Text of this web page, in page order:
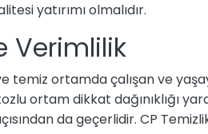
yatırımı olmalıdır.
Verimlilik
temiz ortamda çalışan ve
ortam dikkat dağınıklığı
da geçerlidir. CP